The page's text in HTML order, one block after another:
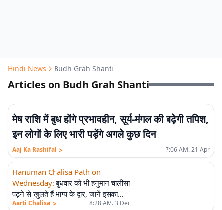
Hindi News Budh Grah Shanti
Articles on Budh Grah Shanti
मेष राशि में बुध होंगे प्रभावहीन, सूर्य-मंगल की बढ़ेगी तपिश,
इन लोगों के लिए भारी पड़ेंगे अगले कुछ दिन
Aaj Ka Rashifal > 7:06 AM. 21 Apr
Hanuman Chalisa Path on
Wednesday: बुधवार को भी हनुमान चालीसा
पढ़ने से खुलते हैं भाग्य के द्वार, जानें इसका
धार्मिक महत्व
Aarti Chalisa > 8:28 AM. 3 Dec